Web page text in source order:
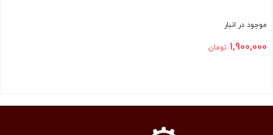
موجود در انبار
1,900,000 تومان